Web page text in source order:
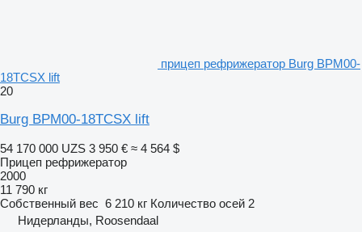
прицеп рефрижератор Burg BPM00-
18TCSX lift
20
Burg BPM00-18TCSX lift
54 170 000 UZS 3 950 € ≈ 4 564 $
Прицеп рефрижератор
2000
11 790 кг
Собственный вес 6 210 кг Количество осей 2
Нидерланды, Roosendaal